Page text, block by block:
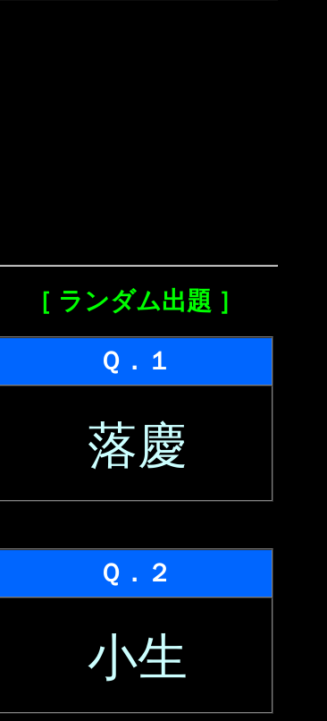
［ ランダム出題 ］
Ｑ．１
落慶
Ｑ．２
小生